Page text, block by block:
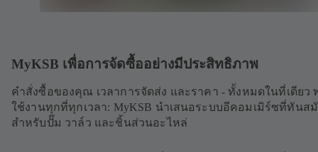
MyKSB เพื่อการจัดซื้ออย่างมีประสิทธิภาพ
คำสั่งซื้อของคุณ เวลาการจัดส่ง และราคา - ทั้งหมดในที่เดียว
ใช้งานทุกที่ทุกเวลา: MyKSB นำเสนอระบบอีคอมเมิร์ซที่ทันส
สำหรับปั๊ม วาล์ว และชิ้นส่วนอะไหล่